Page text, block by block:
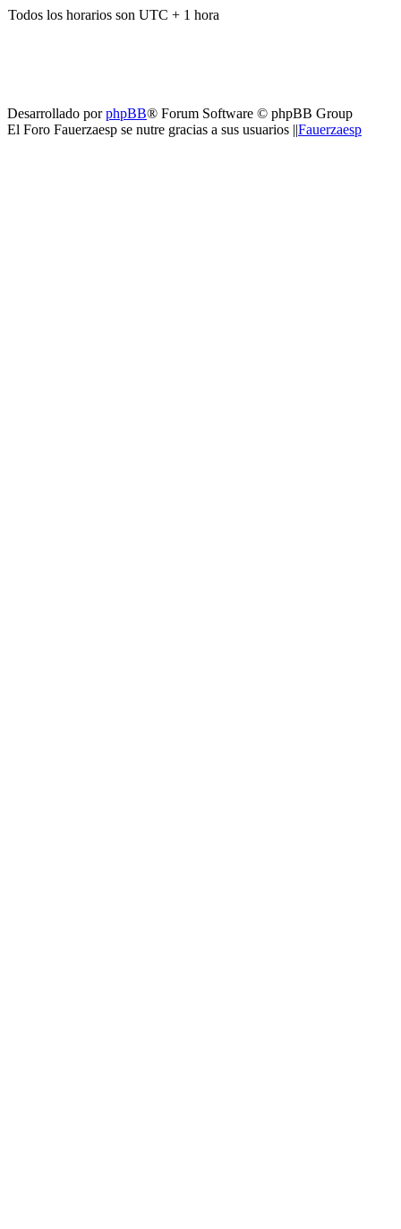
Todos los horarios son UTC + 1 hora
Desarrollado porphpBB® Forum Software © phpBB Group
El Foro Fauerzaesp se nutre gracias a sus usuarios ||Fauerzaesp